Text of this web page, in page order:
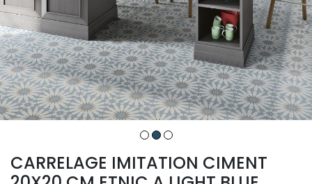
CARRELAGE IMITATION CIMENT